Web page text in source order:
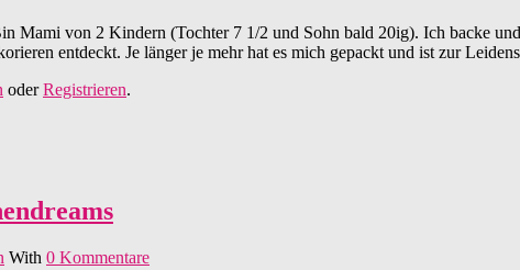
Mami von 2 Kindern (Tochter 7 1/2 und Sohn bald 20ig). Ich backe
entdeckt. Je länger je mehr hat es mich gepackt und ist zur
oderRegistrieren.
With 0 Kommentare